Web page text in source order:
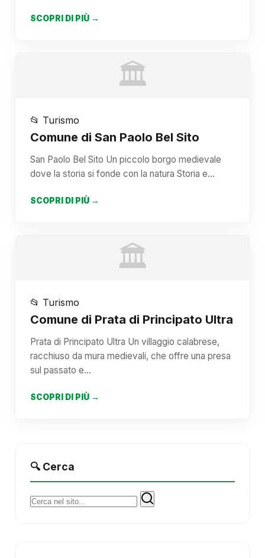
SCOPRI DI PIÙ →
🏛️
📂 Turismo
Comune di San Paolo Bel Sito
San Paolo Bel Sito Un piccolo borgo medievale
dove la storia si fonde con la natura Storia e…
SCOPRI DI PIÙ →
🏛️
📂 Turismo
Comune di Prata di Principato Ultra
Prata di Principato Ultra Un villaggio calabrese,
racchiuso da mura medievali, che offre una presa
sul passato e…
SCOPRI DI PIÙ →
🔍 Cerca
Cerca: